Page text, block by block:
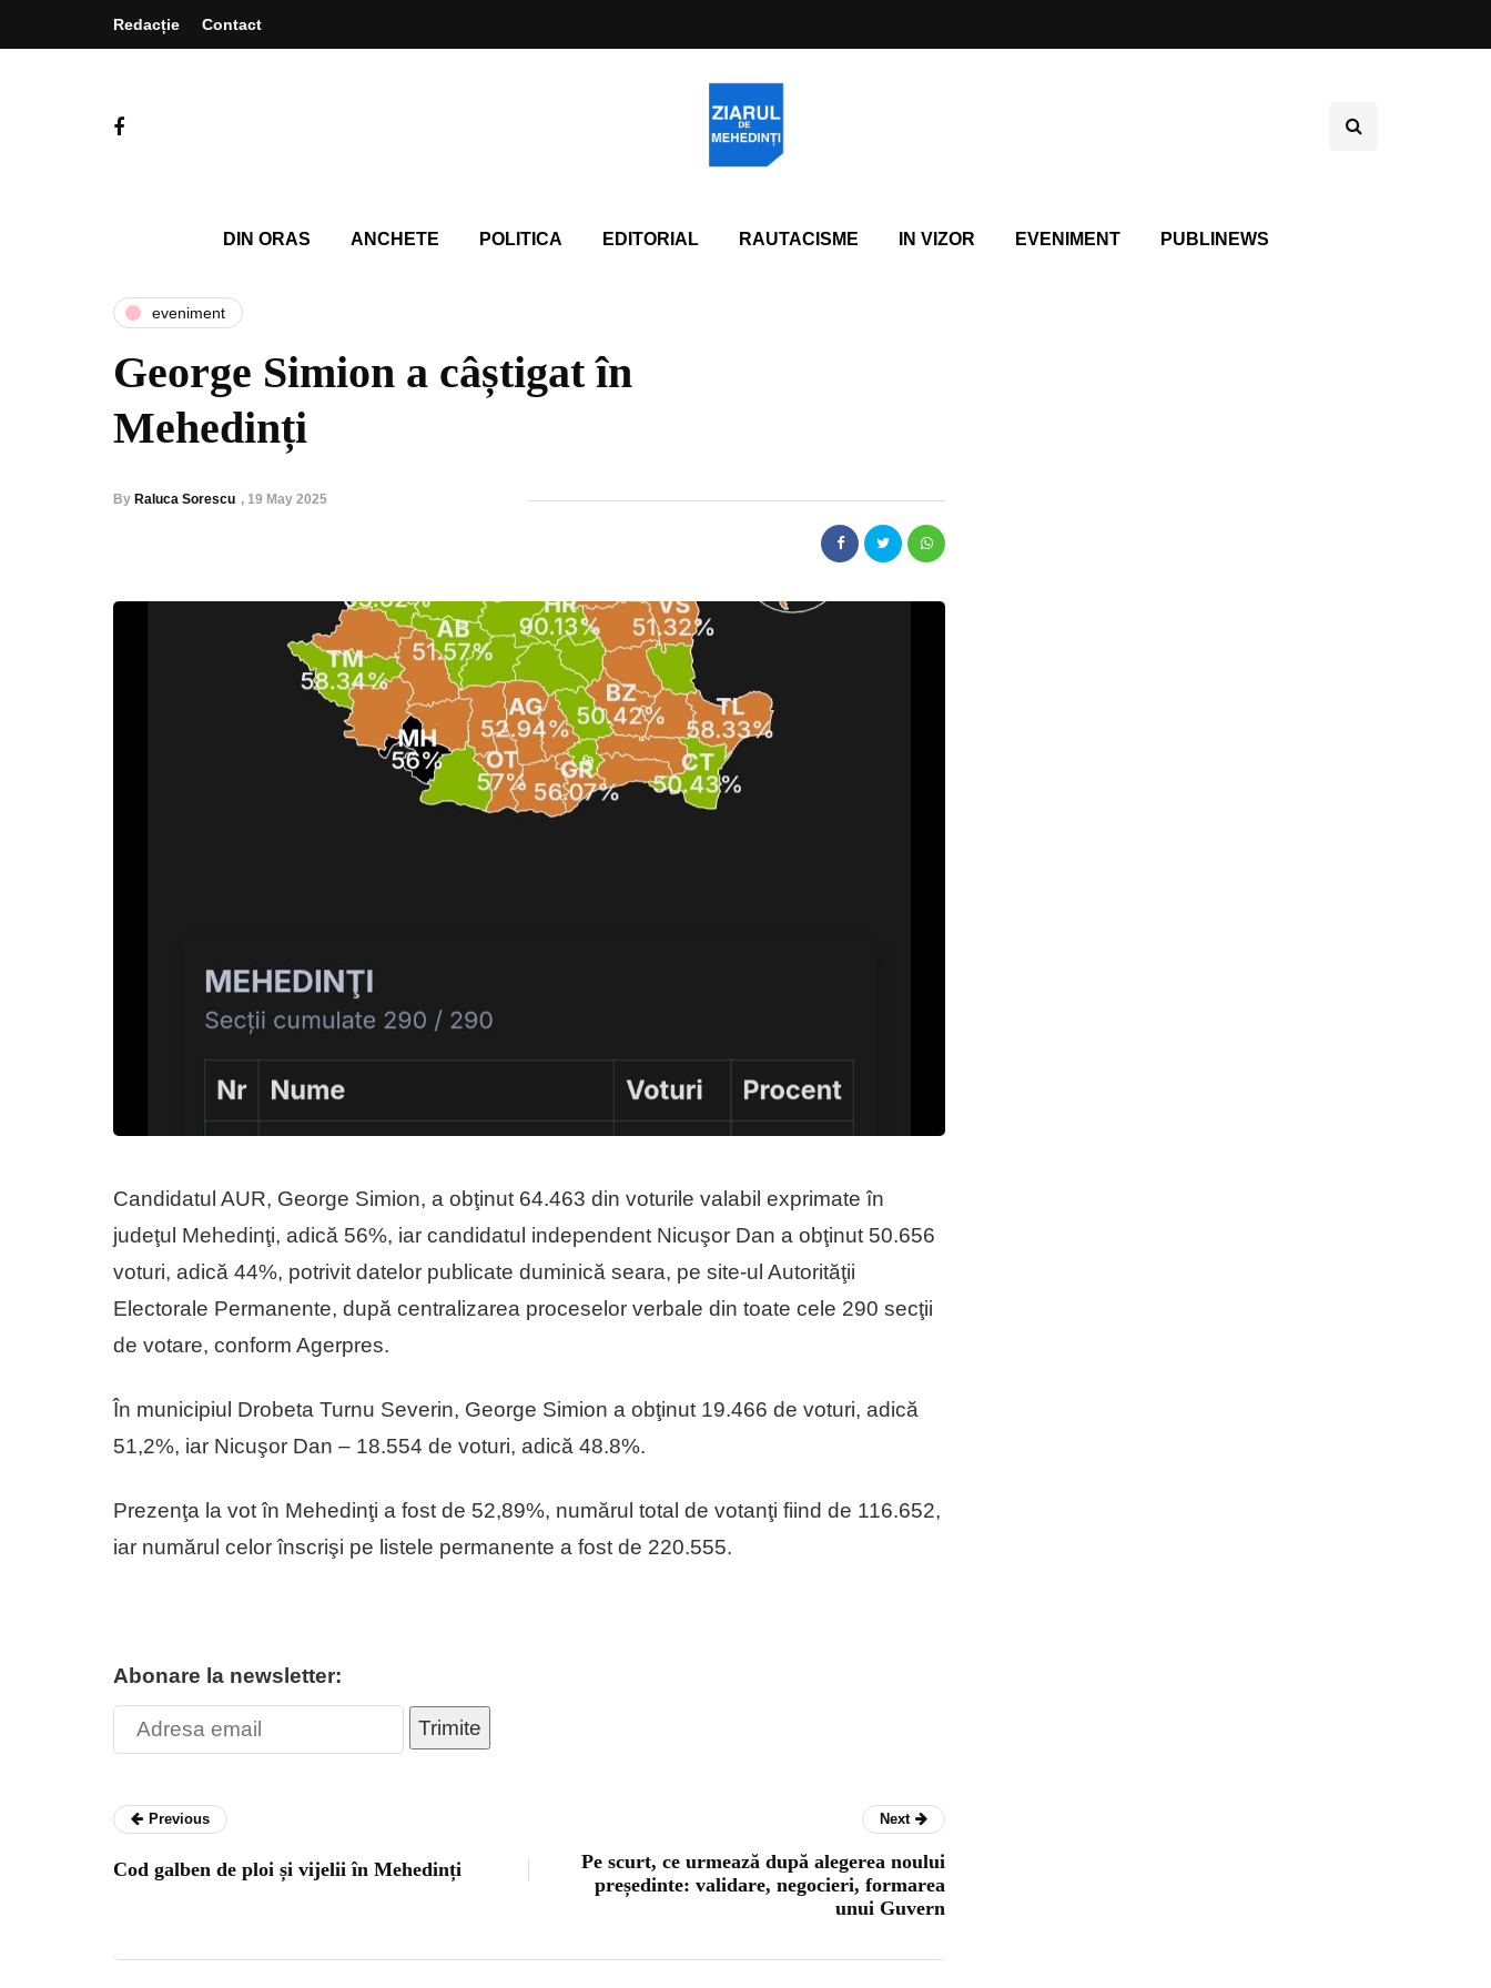
Redacție Contact
DIN ORAS ANCHETE POLITICA EDITORIAL RAUTACISME IN VIZOR EVENIMENT PUBLINEWS
eveniment
George Simion a câștigat în
Mehedinți
By Raluca Sorescu , 19 May 2025
Candidatul AUR, George Simion, a obţinut 64.463 din voturile valabil exprimate în
judeţul Mehedinţi, adică 56%, iar candidatul independent Nicuşor Dan a obţinut 50.656
voturi, adică 44%, potrivit datelor publicate duminică seara, pe site-ul Autorităţii
Electorale Permanente, după centralizarea proceselor verbale din toate cele 290 secţii
de votare, conform Agerpres.
În municipiul Drobeta Turnu Severin, George Simion a obţinut 19.466 de voturi, adică
51,2%, iar Nicuşor Dan – 18.554 de voturi, adică 48.8%.
Prezenţa la vot în Mehedinţi a fost de 52,89%, numărul total de votanţi fiind de 116.652,
iar numărul celor înscrişi pe listele permanente a fost de 220.555.
Abonare la newsletter:
Trimite
Previous
Cod galben de ploi și vijelii în Mehedinți
Next
Pe scurt, ce urmează după alegerea noului
președinte: validare, negocieri, formarea
unui Guvern